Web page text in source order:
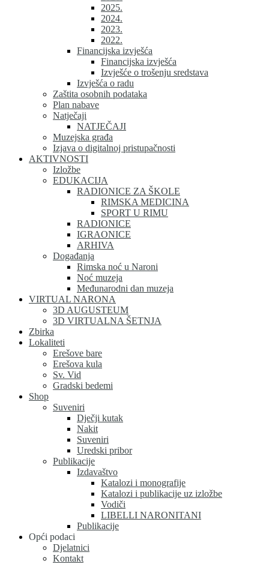
2025.
2024.
2023.
2022.
Financijska izvješća
Financijska izvješća
Izvješće o trošenju sredstava
Izvješća o radu
Zaštita osobnih podataka
Plan nabave
Natječaji
NATJEČAJI
Muzejska građa
Izjava o digitalnoj pristupačnosti
AKTIVNOSTI
Izložbe
EDUKACIJA
RADIONICE ZA ŠKOLE
RIMSKA MEDICINA
SPORT U RIMU
RADIONICE
IGRAONICE
ARHIVA
Događanja
Rimska noć u Naroni
Noć muzeja
Međunarodni dan muzeja
VIRTUAL NARONA
3D AUGUSTEUM
3D VIRTUALNA ŠETNJA
Zbirka
Lokaliteti
Erešove bare
Erešova kula
Sv. Vid
Gradski bedemi
Shop
Suveniri
Dječji kutak
Nakit
Suveniri
Uredski pribor
Publikacije
Izdavaštvo
Katalozi i monografije
Katalozi i publikacije uz izložbe
Vodiči
LIBELLI NARONITANI
Publikacije
Opći podaci
Djelatnici
Kontakt